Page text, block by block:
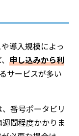
導入規模によっ
申し込みから利
サービスが多い
番号ポータビリ
間程度かかりま